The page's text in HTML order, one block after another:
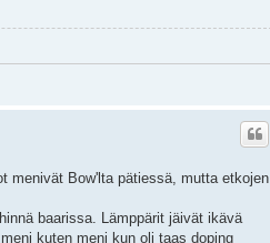
menivät Bow'lta pätiessä, mutta etkojen
baarissa. Lämppärit jäivät ikävä
kuten meni kun oli taas doping